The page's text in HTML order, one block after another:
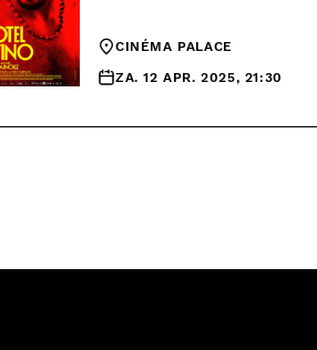
CINÉMA PALACE
ZA. 12 APR. 2025, 21:30